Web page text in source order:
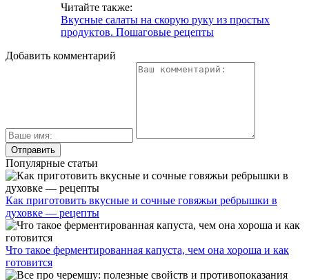
Читайте также:
Вкусные салаты на скорую руку из простых
продуктов. Пошаговые рецепты
Добавить комментарий
Популярные статьи
Как приготовить вкусные и сочные говяжьи ребрышки в
духовке — рецепты
Что такое ферментированная капуста, чем она хороша и как
готовится